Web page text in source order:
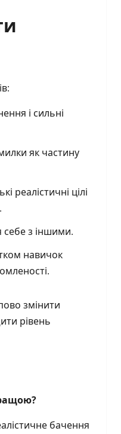
і сильні
як частину
реалістичні цілі
з іншими.
навичок
змінити
рівень
бачення